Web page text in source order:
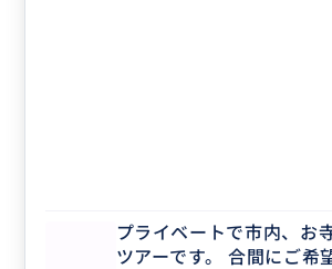
プライベートで市内、お
ツアーです。 合間にご希